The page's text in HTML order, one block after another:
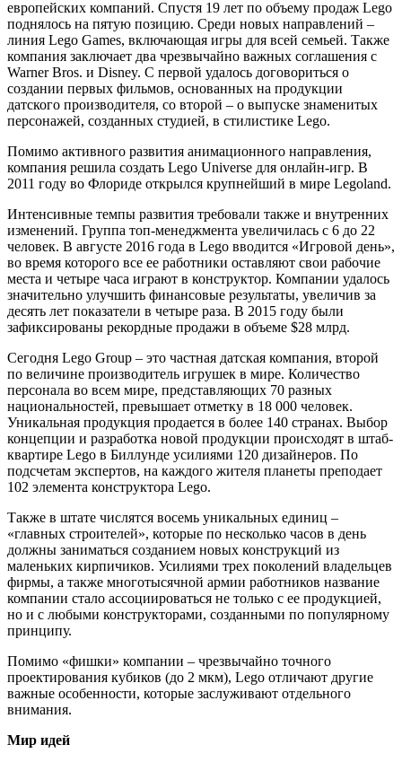
европейских компаний. Спустя 19 лет по объему продаж Lego
поднялось на пятую позицию. Среди новых направлений –
линия Lego Games, включающая игры для всей семьей. Также
компания заключает два чрезвычайно важных соглашения с
Warner Bros. и Disney. С первой удалось договориться о
создании первых фильмов, основанных на продукции
датского производителя, со второй – о выпуске знаменитых
персонажей, созданных студией, в стилистике Lego.
Помимо активного развития анимационного направления,
компания решила создать Lego Universe для онлайн-игр. В
2011 году во Флориде открылся крупнейший в мире Legoland.
Интенсивные темпы развития требовали также и внутренних
изменений. Группа топ-менеджмента увеличилась с 6 до 22
человек. В августе 2016 года в Lego вводится «Игровой день»,
во время которого все ее работники оставляют свои рабочие
места и четыре часа играют в конструктор. Компании удалось
значительно улучшить финансовые результаты, увеличив за
десять лет показатели в четыре раза. В 2015 году были
зафиксированы рекордные продажи в объеме $28 млрд.
Сегодня Lego Group – это частная датская компания, второй
по величине производитель игрушек в мире. Количество
персонала во всем мире, представляющих 70 разных
национальностей, превышает отметку в 18 000 человек.
Уникальная продукция продается в более 140 странах. Выбор
концепции и разработка новой продукции происходят в штаб-
квартире Lego в Биллунде усилиями 120 дизайнеров. По
подсчетам экспертов, на каждого жителя планеты преподает
102 элемента конструктора Lego.
Также в штате числятся восемь уникальных единиц –
«главных строителей», которые по несколько часов в день
должны заниматься созданием новых конструкций из
маленьких кирпичиков. Усилиями трех поколений владельцев
фирмы, а также многотысячной армии работников название
компании стало ассоциироваться не только с ее продукцией,
но и с любыми конструкторами, созданными по популярному
принципу.
Помимо «фишки» компании – чрезвычайно точного
проектирования кубиков (до 2 мкм), Lego отличают другие
важные особенности, которые заслуживают отдельного
внимания.
Мир идей